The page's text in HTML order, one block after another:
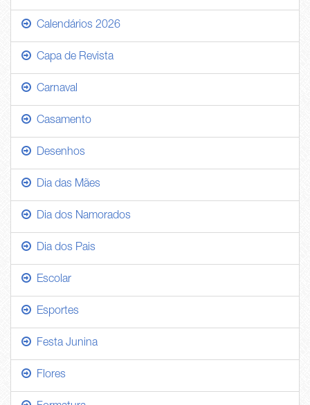
Calendários 2026
Capa de Revista
Carnaval
Casamento
Desenhos
Dia das Mães
Dia dos Namorados
Dia dos Pais
Escolar
Esportes
Festa Junina
Flores